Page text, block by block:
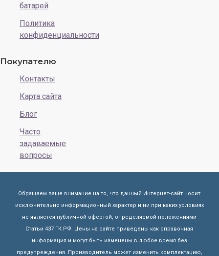
батарей
Политика
конфиденциальности
Покупателю
Контакты
Карта сайта
Блог
Часто
задаваемые
вопросы
Обращаем ваше внимание на то, что данный Интернет-сайт носит
исключительно информационный характер и ни при каких условиях
не является публичной офертой, определяемой положениями
Статьи 437 ГК РФ. Цены на сайте приведены как справочная
информация и могут быть изменены в любое время без
предупреждения. Производитель может изменить комплектацию,